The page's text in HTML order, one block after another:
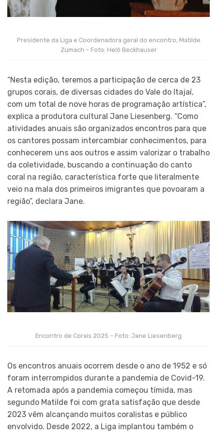
Presidente da Liga e Coordenadora geral do encontro, Matilde
Zumach – Foto: Helô Beckhauser
“Nesta edição, teremos a participação de cerca de 23
grupos corais, de diversas cidades do Vale do Itajaí,
com um total de nove horas de programação artística”,
explica a produtora cultural Jane Liesenberg. “Como
atividades anuais são organizados encontros para que
os cantores possam intercambiar conhecimentos, para
conhecerem uns aos outros e assim valorizar o trabalho
da coletividade, buscando a continuação do canto
coral na região, característica forte que literalmente
veio na mala dos primeiros imigrantes que povoaram a
região”, declara Jane.
Encontro de Corais 2025 – Foto: Jane Liesenberg
Os encontros anuais ocorrem desde o ano de 1952 e só
foram interrompidos durante a pandemia de Covid-19.
A retomada após a pandemia começou tímida, mas
segundo Matilde foi com grata satisfação que desde
2023 vêm alcançando muitos coralistas e público
envolvido. Desde 2022, a Liga implantou também o